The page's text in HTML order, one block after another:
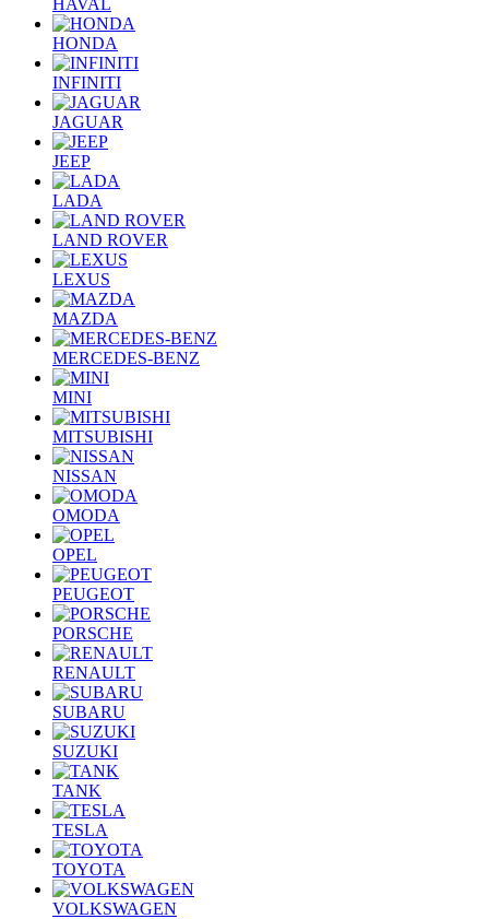
HAVAL
HONDA
INFINITI
JAGUAR
JEEP
LADA
LAND ROVER
LEXUS
MAZDA
MERCEDES-BENZ
MINI
MITSUBISHI
NISSAN
OMODA
OPEL
PEUGEOT
PORSCHE
RENAULT
SUBARU
SUZUKI
TANK
TESLA
TOYOTA
VOLKSWAGEN